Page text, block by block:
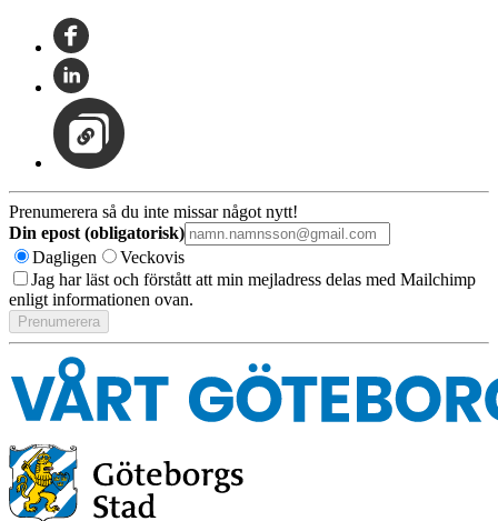
Prenumerera så du inte missar något nytt!
Din epost (obligatorisk)
Dagligen
Veckovis
Jag har läst och förstått att min mejladress delas med Mailchimp
enligt informationen ovan.